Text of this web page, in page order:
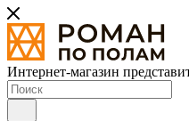
Интернет-магазин